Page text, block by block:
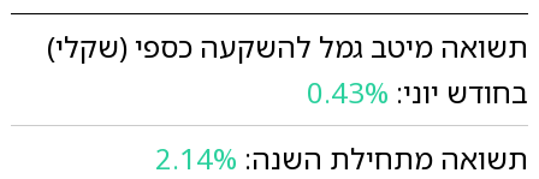
תשואה מיטב גמל להשקעה כספי (שקלי)
בחודש יוני: 0.43%
תשואה מתחילת השנה: 2.14%